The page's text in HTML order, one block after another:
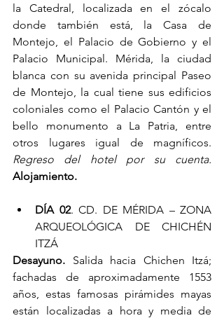
la Catedral, localizada en el zócalo
donde también está, la Casa de
Montejo, el Palacio de Gobierno y el
Palacio Municipal. Mérida, la ciudad
blanca con su avenida principal Paseo
de Montejo, la cual tiene sus edificios
coloniales como el Palacio Cantón y el
bello monumento a La Patria, entre
Regreso del hotel por su cuenta.
Alojamiento.
DÍA 02. CD. DE MÉRIDA – ZONA
ARQUEOLÓGICA DE CHICHÉN
ITZÁ
Desayuno. Salida hacia Chichen Itzá;
fachadas de aproximadamente 1553
años, estas famosas pirámides mayas
están localizadas a hora y media de